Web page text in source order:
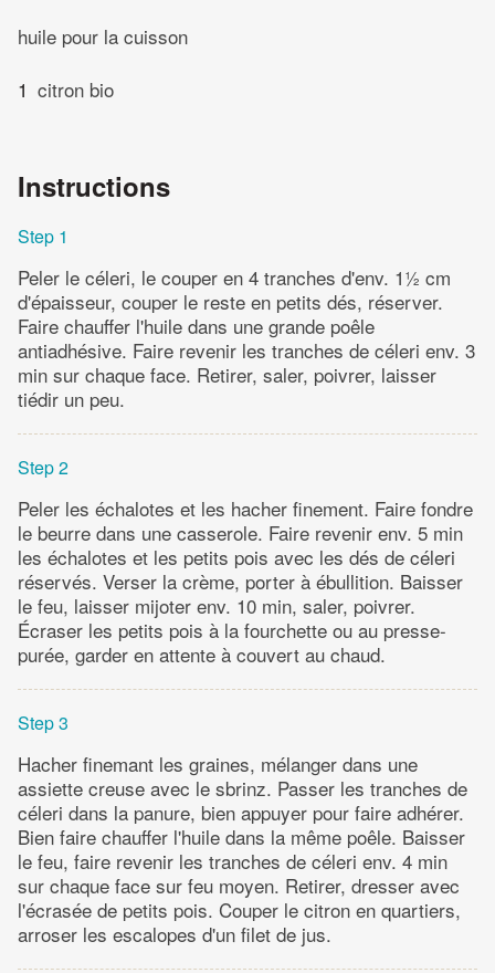
huile pour la cuisson
1 citron bio
Instructions
Step 1
Peler le céleri, le couper en 4 tranches d'env. 1½ cm
d'épaisseur, couper le reste en petits dés, réserver.
Faire chauffer l'huile dans une grande poêle
antiadhésive. Faire revenir les tranches de céleri env. 3
min sur chaque face. Retirer, saler, poivrer, laisser
tiédir un peu.
Step 2
Peler les échalotes et les hacher finement. Faire fondre
le beurre dans une casserole. Faire revenir env. 5 min
les échalotes et les petits pois avec les dés de céleri
réservés. Verser la crème, porter à ébullition. Baisser
le feu, laisser mijoter env. 10 min, saler, poivrer.
Écraser les petits pois à la fourchette ou au presse-
purée, garder en attente à couvert au chaud.
Step 3
Hacher finemant les graines, mélanger dans une
assiette creuse avec le sbrinz. Passer les tranches de
céleri dans la panure, bien appuyer pour faire adhérer.
Bien faire chauffer l'huile dans la même poêle. Baisser
le feu, faire revenir les tranches de céleri env. 4 min
sur chaque face sur feu moyen. Retirer, dresser avec
l'écrasée de petits pois. Couper le citron en quartiers,
arroser les escalopes d'un filet de jus.